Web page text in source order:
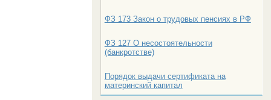
ФЗ 173 Закон о трудовых пенсиях в РФ
ФЗ 127 О несостоятельности
(банкротстве)
Порядок выдачи сертификата на
материнский капитал